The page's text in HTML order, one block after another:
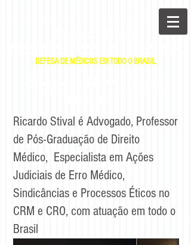
DEFESA DE MÉDICOS EM TODO O BRASIL
Ricardo Stival é Advogado, Professor
de Pós-Graduação de Direito
Médico, Especialista em Ações
Judiciais de Erro Médico,
Sindicâncias e Processos Éticos no
CRM e CRO, com atuação em todo o
Brasil